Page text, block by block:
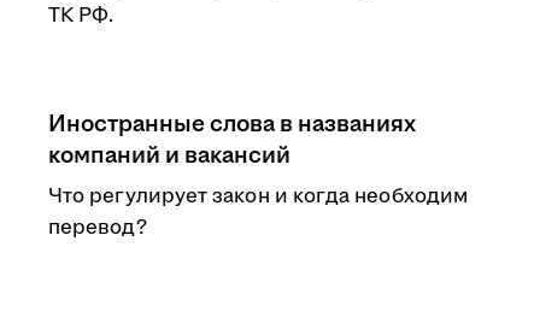
ТК РФ.
Иностранные слова в названиях
компаний и вакансий
Что регулирует закон и когда необходим
перевод?